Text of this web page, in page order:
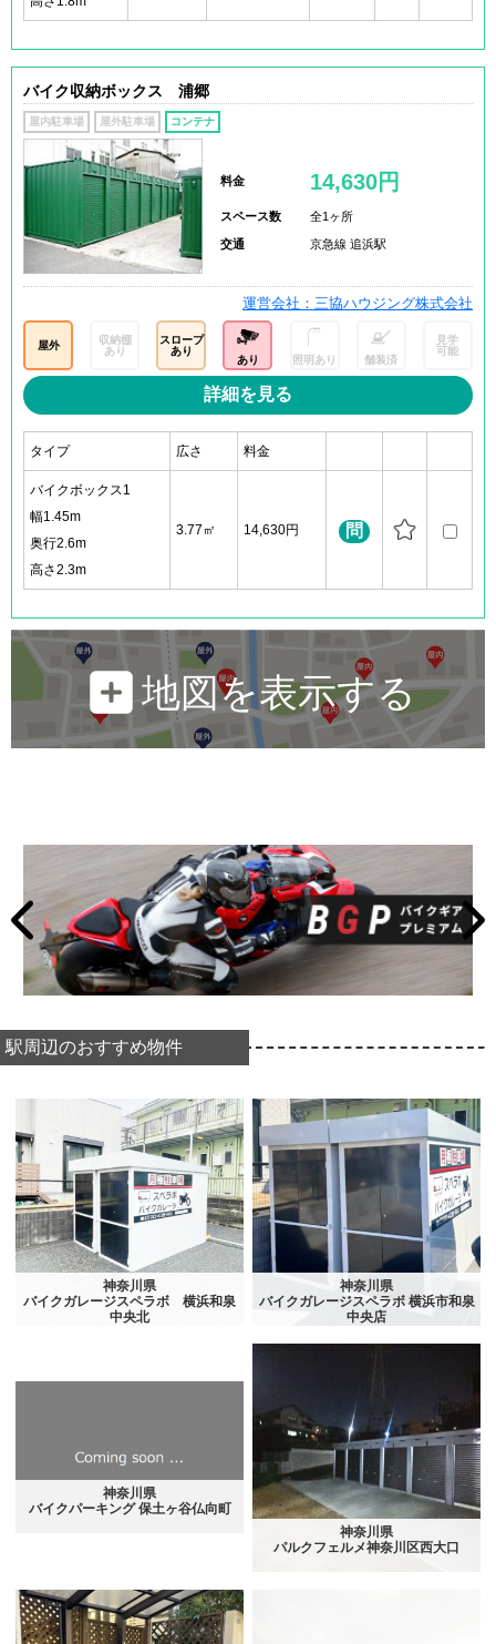
バイク収納ボックス 浦郷
屋内駐車場 屋外駐車場 コンテナ
料金 14,630円
スペース数 全1ヶ所
交通 京急線 追浜駅
運営会社：三協ハウジング株式会社
屋外
収納棚
あり
スロープ
あり
あり 照明あり 舗装済
見学
可能
詳細を見る
タイプ 広さ 料金
バイクボックス1
幅1.45m
奥行2.6m
高さ2.3m
3.77㎡ 14,630円 問
地図を表示する
駅周辺のおすすめ物件
神奈川県
バイクガレージスペラボ 横浜和泉
中央北
神奈川県
バイクガレージスペラボ 横浜市和泉
中央店
神奈川県
バイクパーキング 保土ヶ谷仏向町
神奈川県
パルクフェルメ神奈川区西大口